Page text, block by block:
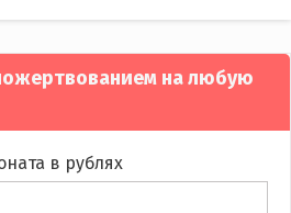
на любую
в рублях